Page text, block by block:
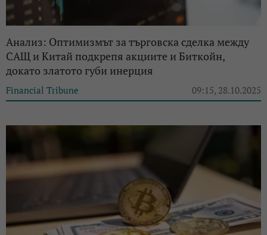
Анализ: Оптимизмът за търговска сделка между
САЩ и Китай подкрепя акциите и Биткойн,
докато златото губи инерция
Financial Tribune 09:15, 28.10.2025